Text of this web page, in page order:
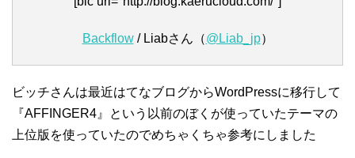
Backflow/ Liabさん（@Liab_jp）
ビッチさんは最近はてなブログからWordPressに移行して
『AFFINGER4』という以前のぼくが使っていたテーマの
上位版を使っていたのでめちゃくちゃ参考にしました